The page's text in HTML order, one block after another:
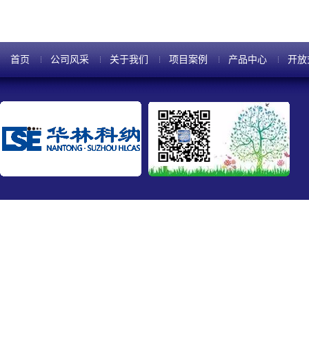
首页 公司风采 关于我们 项目案例 产品中心 开放